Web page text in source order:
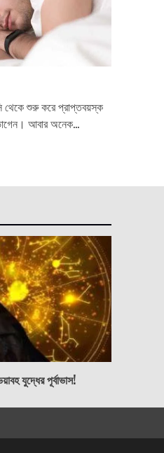
থেকে শুরু করে প্রাপ্তবয়স্ক
আবার অনেক...
যুদ্ধের পূর্বাভাস!